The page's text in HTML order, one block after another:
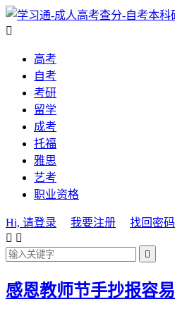

高考
自考
考研
留学
成考
托福
雅思
艺考
职业资格
Hi, 请登录 我要注册
找回密码
 

感恩教师节手抄报容易